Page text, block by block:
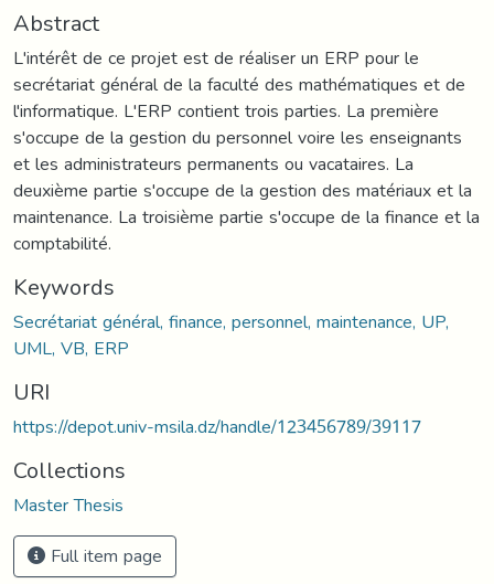
Abstract
L'intérêt de ce projet est de réaliser un ERP pour le
secrétariat général de la faculté des mathématiques et de
l'informatique. L'ERP contient trois parties. La première
s'occupe de la gestion du personnel voire les enseignants
et les administrateurs permanents ou vacataires. La
deuxième partie s'occupe de la gestion des matériaux et la
maintenance. La troisième partie s'occupe de la finance et la
comptabilité.
Keywords
Secrétariat général, finance, personnel, maintenance, UP,
UML, VB, ERP
URI
https://depot.univ-msila.dz/handle/123456789/39117
Collections
Master Thesis
Full item page